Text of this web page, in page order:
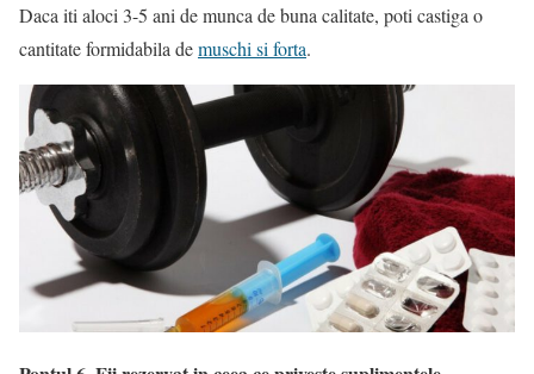
Daca iti aloci 3-5 ani de munca de buna calitate, poti castiga o
cantitate formidabila demuschi si forta.